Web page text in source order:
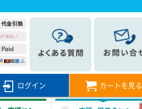
ログイン カートを見る